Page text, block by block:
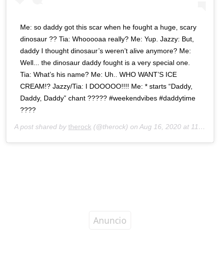
Me: so daddy got this scar when he fought a huge, scary
dinosaur ?? Tia: Whooooaa really? Me: Yup. Jazzy: But,
daddy I thought dinosaur’s weren’t alive anymore? Me:
Well... the dinosaur daddy fought is a very special one.
Tia: What’s his name? Me: Uh.. WHO WANT’S ICE
CREAM!? Jazzy/Tia: I DOOOOO!!!! Me: * starts “Daddy,
Daddy, Daddy” chant ????? #weekendvibes #daddytime
????
A post shared by therock (@therock) on Aug 16, 2020 at 11:48am PDT